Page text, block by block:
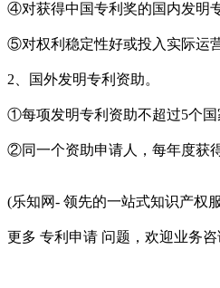
④对获得中国专利奖的国内发明
⑤对权利稳定性好或投入实际运
2、国外发明专利资助。
①每项发明专利资助不超过5个国
②同一个资助申请人，每年度获
(乐知网- 领先的一站式知识产权
更多 专利申请 问题，欢迎业务咨